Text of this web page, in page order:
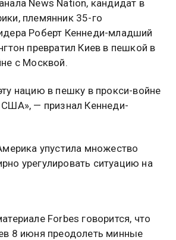
News Nation, кандидат в
племянник 35-го
Роберт Кеннеди-младший
превратил Киев в пешкой в
с Москвой.
нацию в пешку в прокси-войне
— признал Кеннеди-
упустила множество
урегулировать ситуацию на
Forbes говорится, что
8 июня преодолеть минные